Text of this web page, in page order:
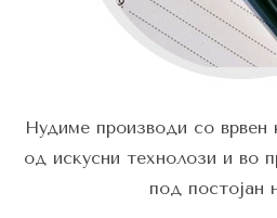
Нудиме производи со врвен
од искусни технолози и во
под постојан